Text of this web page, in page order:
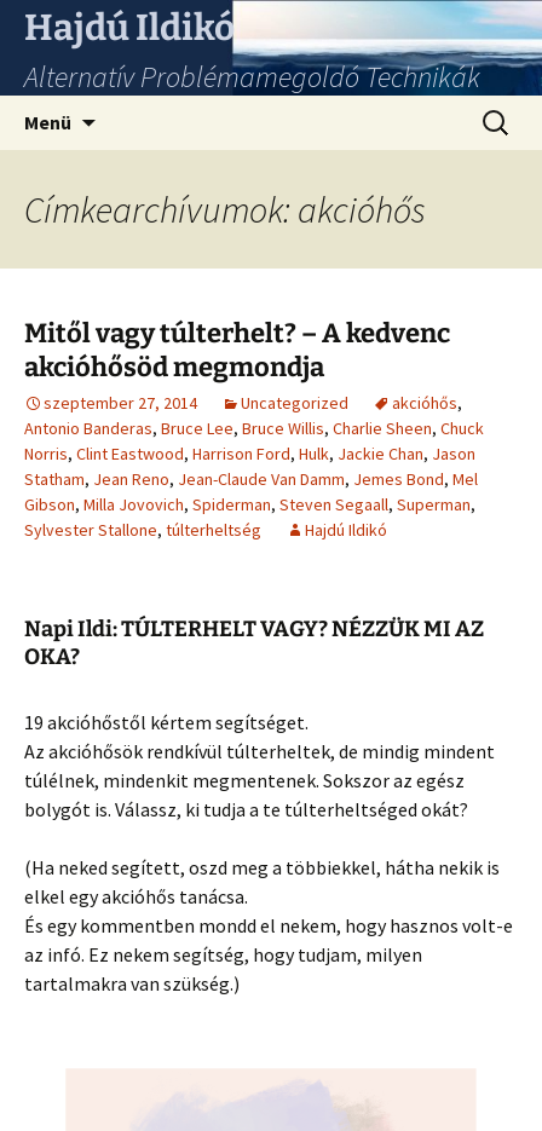
Hajdú Ildikó
Alternatív Problémamegoldó Technikák
Menü
Címkearchívumok: akcióhős
Mitől vagy túlterhelt? – A kedvenc
akcióhősöd megmondja
szeptember 27, 2014 Uncategorized akcióhős,
Antonio Banderas, Bruce Lee, Bruce Willis, Charlie Sheen, Chuck
Norris, Clint Eastwood, Harrison Ford, Hulk, Jackie Chan, Jason
Statham, Jean Reno, Jean-Claude Van Damm, Jemes Bond, Mel
Gibson, Milla Jovovich, Spiderman, Steven Segaall, Superman,
Sylvester Stallone, túlterheltség Hajdú Ildikó
Napi Ildi: TÚLTERHELT VAGY? NÉZZÜK MI AZ
OKA?
19 akcióhőstől kértem segítséget.
Az akcióhősök rendkívül túlterheltek, de mindig mindent
túlélnek, mindenkit megmentenek. Sokszor az egész
bolygót is. Válassz, ki tudja a te túlterheltséged okát?
(Ha neked segített, oszd meg a többiekkel, hátha nekik is
elkel egy akcióhős tanácsa.
És egy kommentben mondd el nekem, hogy hasznos volt-e
az infó. Ez nekem segítség, hogy tudjam, milyen
tartalmakra van szükség.)